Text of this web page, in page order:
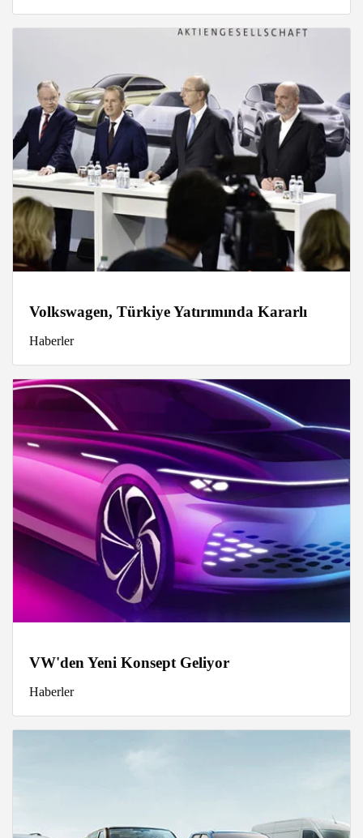
Volkswagen, Türkiye Yatırımında Kararlı
Haberler
VW'den Yeni Konsept Geliyor
Haberler